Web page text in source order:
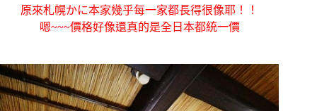
原來札幌かに本家幾乎每一家都長得很像耶！！
嗯~~~價格好像還真的是全日本都統一價